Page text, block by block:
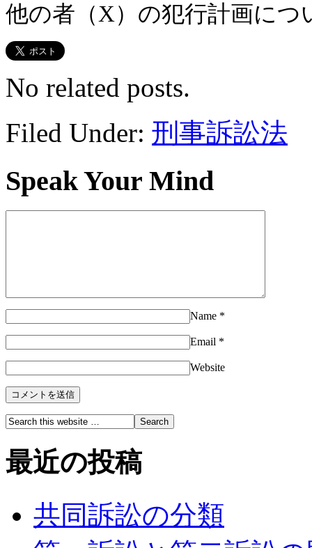
他の者（X）の犯行計画に
No related posts.
Filed Under: 刑事訴訟法
Speak Your Mind
Name *
Email *
Website
最近の投稿
共同訴訟の分類